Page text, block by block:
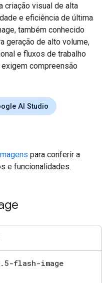
criação visual de alta
e eficiência de última
também conhecido
geração de alto volume,
e fluxos de trabalho
compreensão
AI Studio
para conferir a
e funcionalidades.
.5-flash-image